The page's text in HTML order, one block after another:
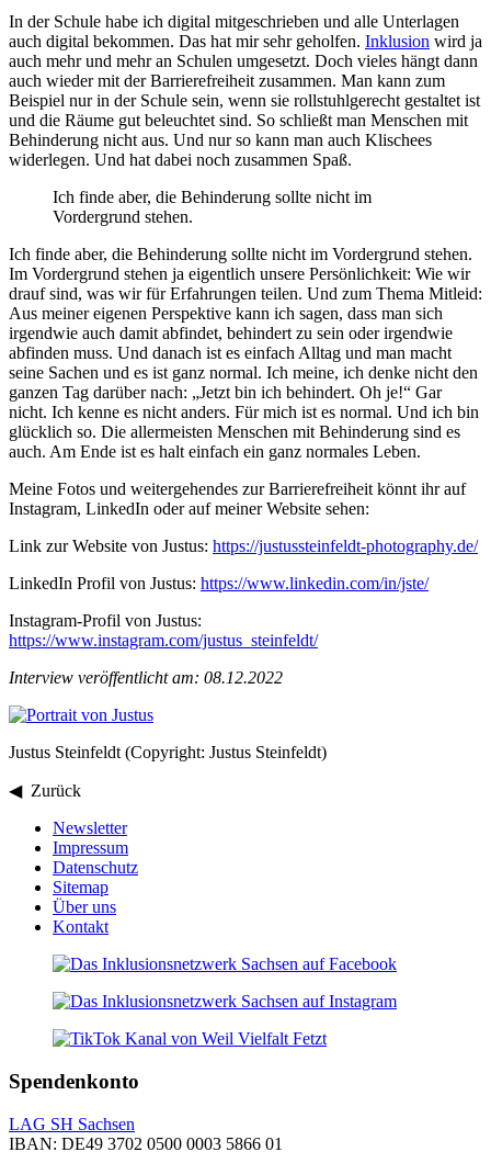
In der Schule habe ich digital mitgeschrieben und alle Unterlagen
auch digital bekommen. Das hat mir sehr geholfen. Inklusion wird ja
auch mehr und mehr an Schulen umgesetzt. Doch vieles hängt dann
auch wieder mit der Barrierefreiheit zusammen. Man kann zum
Beispiel nur in der Schule sein, wenn sie rollstuhlgerecht gestaltet ist
und die Räume gut beleuchtet sind. So schließt man Menschen mit
Behinderung nicht aus. Und nur so kann man auch Klischees
widerlegen. Und hat dabei noch zusammen Spaß.
Ich finde aber, die Behinderung sollte nicht im
Vordergrund stehen.
Ich finde aber, die Behinderung sollte nicht im Vordergrund stehen.
Im Vordergrund stehen ja eigentlich unsere Persönlichkeit: Wie wir
drauf sind, was wir für Erfahrungen teilen. Und zum Thema Mitleid:
Aus meiner eigenen Perspektive kann ich sagen, dass man sich
irgendwie auch damit abfindet, behindert zu sein oder irgendwie
abfinden muss. Und danach ist es einfach Alltag und man macht
seine Sachen und es ist ganz normal. Ich meine, ich denke nicht den
ganzen Tag darüber nach: „Jetzt bin ich behindert. Oh je!“ Gar
nicht. Ich kenne es nicht anders. Für mich ist es normal. Und ich bin
glücklich so. Die allermeisten Menschen mit Behinderung sind es
auch. Am Ende ist es halt einfach ein ganz normales Leben.
Meine Fotos und weitergehendes zur Barrierefreiheit könnt ihr auf
Instagram, LinkedIn oder auf meiner Website sehen:
Link zur Website von Justus: https://justussteinfeldt-photography.de/
LinkedIn Profil von Justus: https://www.linkedin.com/in/jste/
Instagram-Profil von Justus:
https://www.instagram.com/justus_steinfeldt/
Interview veröffentlicht am: 08.12.2022
Justus Steinfeldt (Copyright: Justus Steinfeldt)
◀ Zurück
Newsletter
Impressum
Datenschutz
Sitemap
Über uns
Kontakt
Spendenkonto
LAG SH Sachsen
IBAN: DE49 3702 0500 0003 5866 01